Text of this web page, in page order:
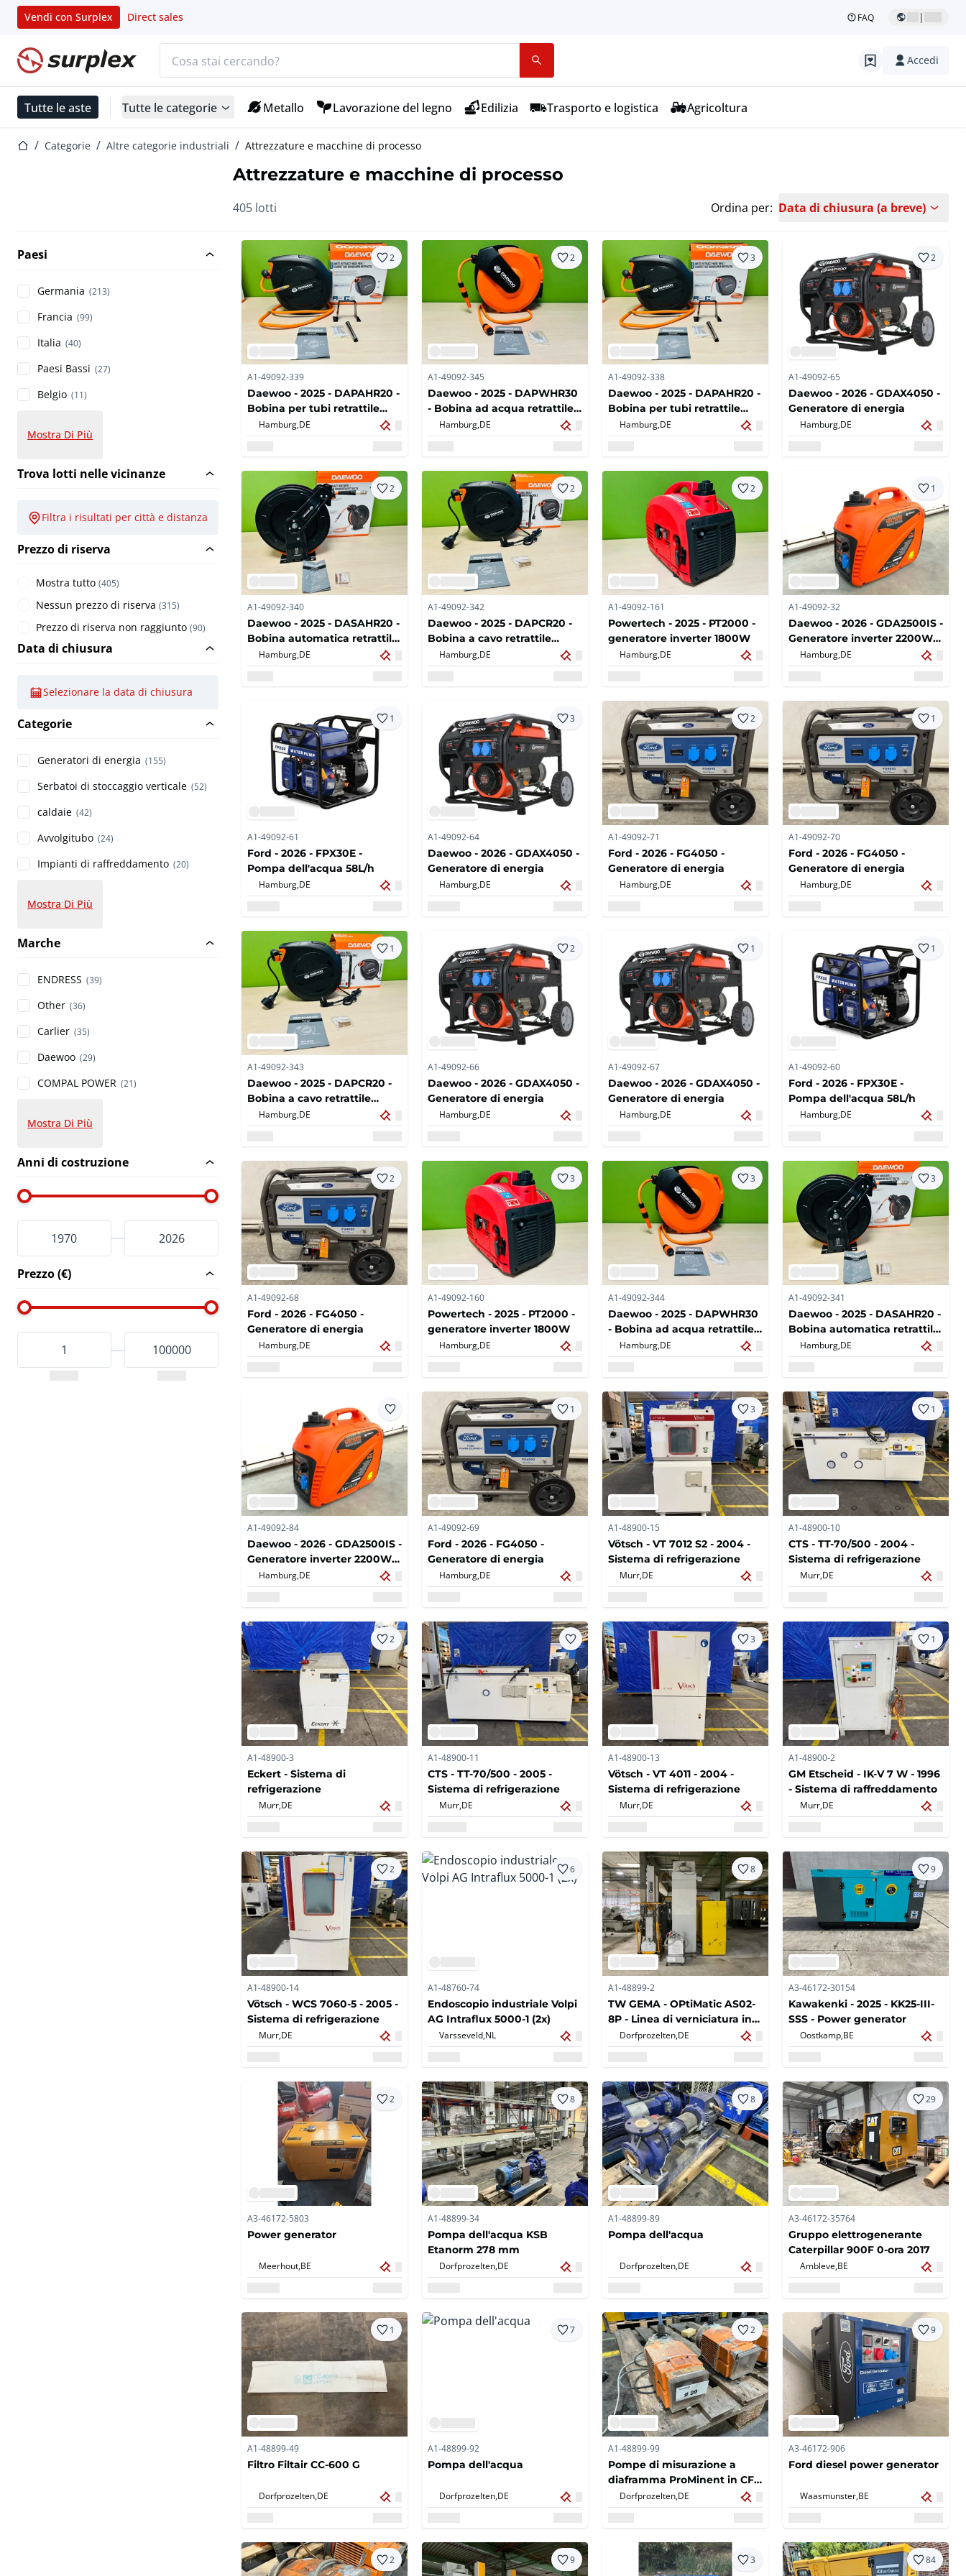
Vendi con Surplex Direct sales FAQ |
Home Accedi
Tutte le aste Tutte le categorie Metallo Lavorazione del legno Edilizia Trasporto e logistica Agricoltura
Home Categorie Altre categorie industriali Attrezzature e macchine di processo
Attrezzature e macchine di processo
405 lotti Ordina per: Data di chiusura (a breve)
Paesi
Germania (213)
Francia (99)
Italia (40)
Paesi Bassi (27)
Belgio (11)
Mostra Di Più
Trova lotti nelle vicinanze
Filtra i risultati per città e distanza
Prezzo di riserva
Mostra tutto (405)
Nessun prezzo di riserva (315)
Prezzo di riserva non raggiunto (90)
Data di chiusura
Selezionare la data di chiusura
Categorie
Generatori di energia (155)
Serbatoi di stoccaggio verticale (52)
caldaie (42)
Avvolgitubo (24)
Impianti di raffreddamento (20)
Mostra Di Più
Marche
ENDRESS (39)
Other (36)
Carlier (35)
Daewoo (29)
COMPAL POWER (21)
Mostra Di Più
Anni di costruzione
Prezzo (€)
2
A1-49092-339
Daewoo - 2025 - DAPAHR20 -
Bobina per tubi retrattile
automatica 20m
Hamburg, DE
2
A1-49092-345
Daewoo - 2025 - DAPWHR30
- Bobina ad acqua retrattile
automatica 30M
Hamburg, DE
3
A1-49092-338
Daewoo - 2025 - DAPAHR20 -
Bobina per tubi retrattile
automatica 20m
Hamburg, DE
2
A1-49092-65
Daewoo - 2026 - GDAX4050 -
Generatore di energia
Hamburg, DE
2
A1-49092-340
Daewoo - 2025 - DASAHR20 -
Bobina automatica retrattile
20M
Hamburg, DE
2
A1-49092-342
Daewoo - 2025 - DAPCR20 -
Bobina a cavo retrattile
automatica 20m
Hamburg, DE
2
A1-49092-161
Powertech - 2025 - PT2000 -
generatore inverter 1800W
Hamburg, DE
1
A1-49092-32
Daewoo - 2026 - GDA2500IS -
Generatore inverter 2200W
8.7A
Hamburg, DE
1
A1-49092-61
Ford - 2026 - FPX30E -
Pompa dell'acqua 58L/h
Hamburg, DE
3
A1-49092-64
Daewoo - 2026 - GDAX4050 -
Generatore di energia
Hamburg, DE
2
A1-49092-71
Ford - 2026 - FG4050 -
Generatore di energia
Hamburg, DE
1
A1-49092-70
Ford - 2026 - FG4050 -
Generatore di energia
Hamburg, DE
1
A1-49092-343
Daewoo - 2025 - DAPCR20 -
Bobina a cavo retrattile
automatica 20m
Hamburg,DE
2
A1-49092-66
Daewoo - 2026 - GDAX4050 -
Generatore di energia
Hamburg,DE
1
A1-49092-67
Daewoo - 2026 - GDAX4050 -
Generatore di energia
Hamburg,DE
1
A1-49092-60
Ford - 2026 - FPX30E -
Pompa dell'acqua 58L/h
Hamburg,DE
2
A1-49092-68
Ford - 2026 - FG4050 -
Generatore di energia
Hamburg, DE
3
A1-49092-160
Powertech - 2025 - PT2000 -
generatore inverter 1800W
Hamburg, DE
3
A1-49092-344
Daewoo - 2025 - DAPWHR30
- Bobina ad acqua retrattile
automatica 30M
Hamburg, DE
3
A1-49092-341
Daewoo - 2025 - DASAHR20 -
Bobina automatica retrattile
20M
Hamburg, DE
A1-49092-84
Daewoo - 2026 - GDA2500IS -
Generatore inverter 2200W
8.7A
Hamburg, DE
1
A1-49092-69
Ford - 2026 - FG4050 -
Generatore di energia
Hamburg, DE
3
A1-48900-15
Vötsch - VT 7012 S2 - 2004 -
Sistema di refrigerazione
Murr, DE
1
A1-48900-10
CTS - TT-70/500 - 2004 -
Sistema di refrigerazione
Murr, DE
2
A1-48900-3
Eckert - Sistema di
refrigerazione
Murr, DE
A1-48900-11
CTS - TT-70/500 - 2005 -
Sistema di refrigerazione
Murr, DE
3
A1-48900-13
Vötsch - VT 4011 - 2004 -
Sistema di refrigerazione
Murr, DE
1
A1-48900-2
GM Etscheid - IK-V 7 W - 1996
- Sistema di raffreddamento
Murr, DE
2
A1-48900-14
Vötsch - WCS 7060-5 - 2005 -
Sistema di refrigerazione
Murr,DE
6
A1-48760-74
Endoscopio industriale Volpi
AG Intraflux 5000-1 (2x)
Varsseveld,NL
8
A1-48899-2
TW GEMA - OPtiMatic AS02-
8P - Linea di verniciatura in
polvere
Dorfprozelten,DE
9
A3-46172-30154
Kawakenki - 2025 - KK25-III-
SSS - Power generator
Oostkamp,BE
2
A3-46172-5803
Power generator
Meerhout, BE
8
A1-48899-34
Pompa dell'acqua KSB
Etanorm 278 mm
Dorfprozelten, DE
8
A1-48899-89
Pompa dell'acqua
Dorfprozelten, DE
29
A3-46172-35764
Gruppo elettrogenerante
Caterpillar 900F 0-ora 2017
Ambleve, BE
1
A1-48899-49
Filtro Filtair CC-600 G
Dorfprozelten, DE
7
A1-48899-92
Pompa dell'acqua
Dorfprozelten, DE
2
A1-48899-99
Pompe di misurazione a
diaframma ProMinent in CFG
(4x)Dorfprozelten, DE
9
A3-46172-906
Ford diesel power generator
Waasmunster, BE
2 9 3 84